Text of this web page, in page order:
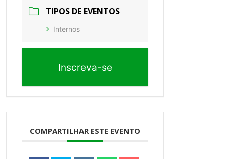
TIPOS DE EVENTOS
Internos
Inscreva-se
COMPARTILHAR ESTE EVENTO